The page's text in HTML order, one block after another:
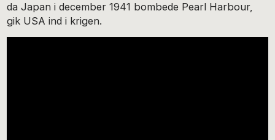
da Japan i december 1941 bombede Pearl Harbour,
gik USA ind i krigen.